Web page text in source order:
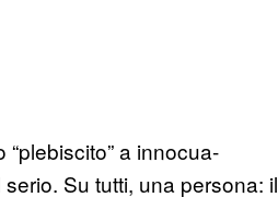
a innocua-
Su tutti, una persona: il